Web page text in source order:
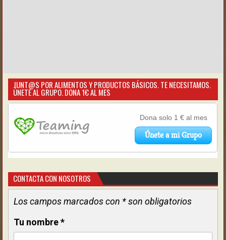
JUNT@S POR ALIMENTOS Y PRODUCTOS BÁSICOS. TE NECESITAMOS.
ÚNETE AL GRUPO. DONA 1€ AL MES
CONTACTA CON NOSOTROS
Los campos marcados con * son obligatorios
Tu nombre*